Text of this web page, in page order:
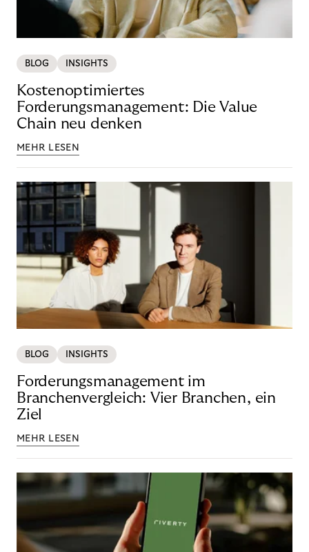
BLOG INSIGHTS
Kostenoptimiertes
Forderungsmanagement: Die Value
Chain neu denken
MEHR LESEN
BLOG INSIGHTS
Forderungsmanagement im
Branchenvergleich: Vier Branchen, ein
Ziel
MEHR LESEN